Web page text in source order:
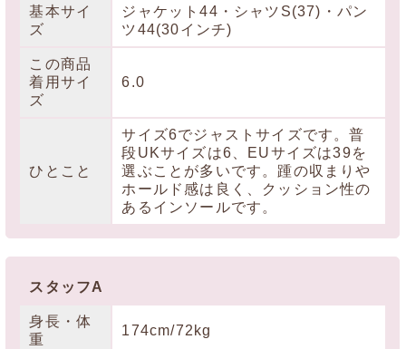
基本サイ
ズ
ジャケット44・シャツS(37)・パン
ツ44(30インチ)
この商品
着用サイ
ズ
6.0
ひとこと
サイズ6でジャストサイズです。普
段UKサイズは6、EUサイズは39を
選ぶことが多いです。踵の収まりや
ホールド感は良く、クッション性の
あるインソールです。
スタッフA
身長・体
重
174cm/72kg